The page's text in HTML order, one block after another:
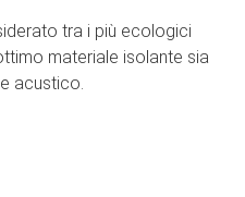
tra i più ecologici
materiale isolante sia
acustico.